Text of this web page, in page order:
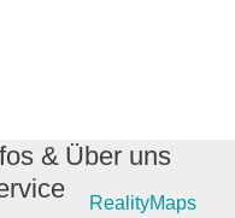
& Über uns
RealityMaps